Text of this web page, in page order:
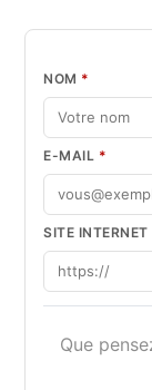
NOM *
E-MAIL *
SITE INTERNET